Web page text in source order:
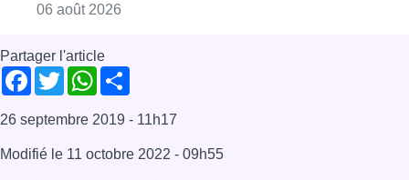
06 août 2026
Partager l'article
Facebook
TwitterWhatsApp
26 septembre 2019 - 11h17
Modifié le 11 octobre 2022 - 09h55